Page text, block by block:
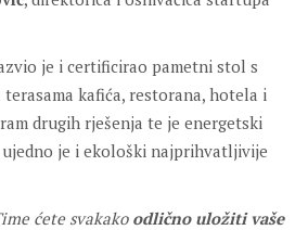
je i certificirao pametni stol s
kafića, restorana, hotela i
drugih rješenja te je energetski
ujedno je i ekološki najprihvatljivije
ćete svakakoodlično uložiti vaše